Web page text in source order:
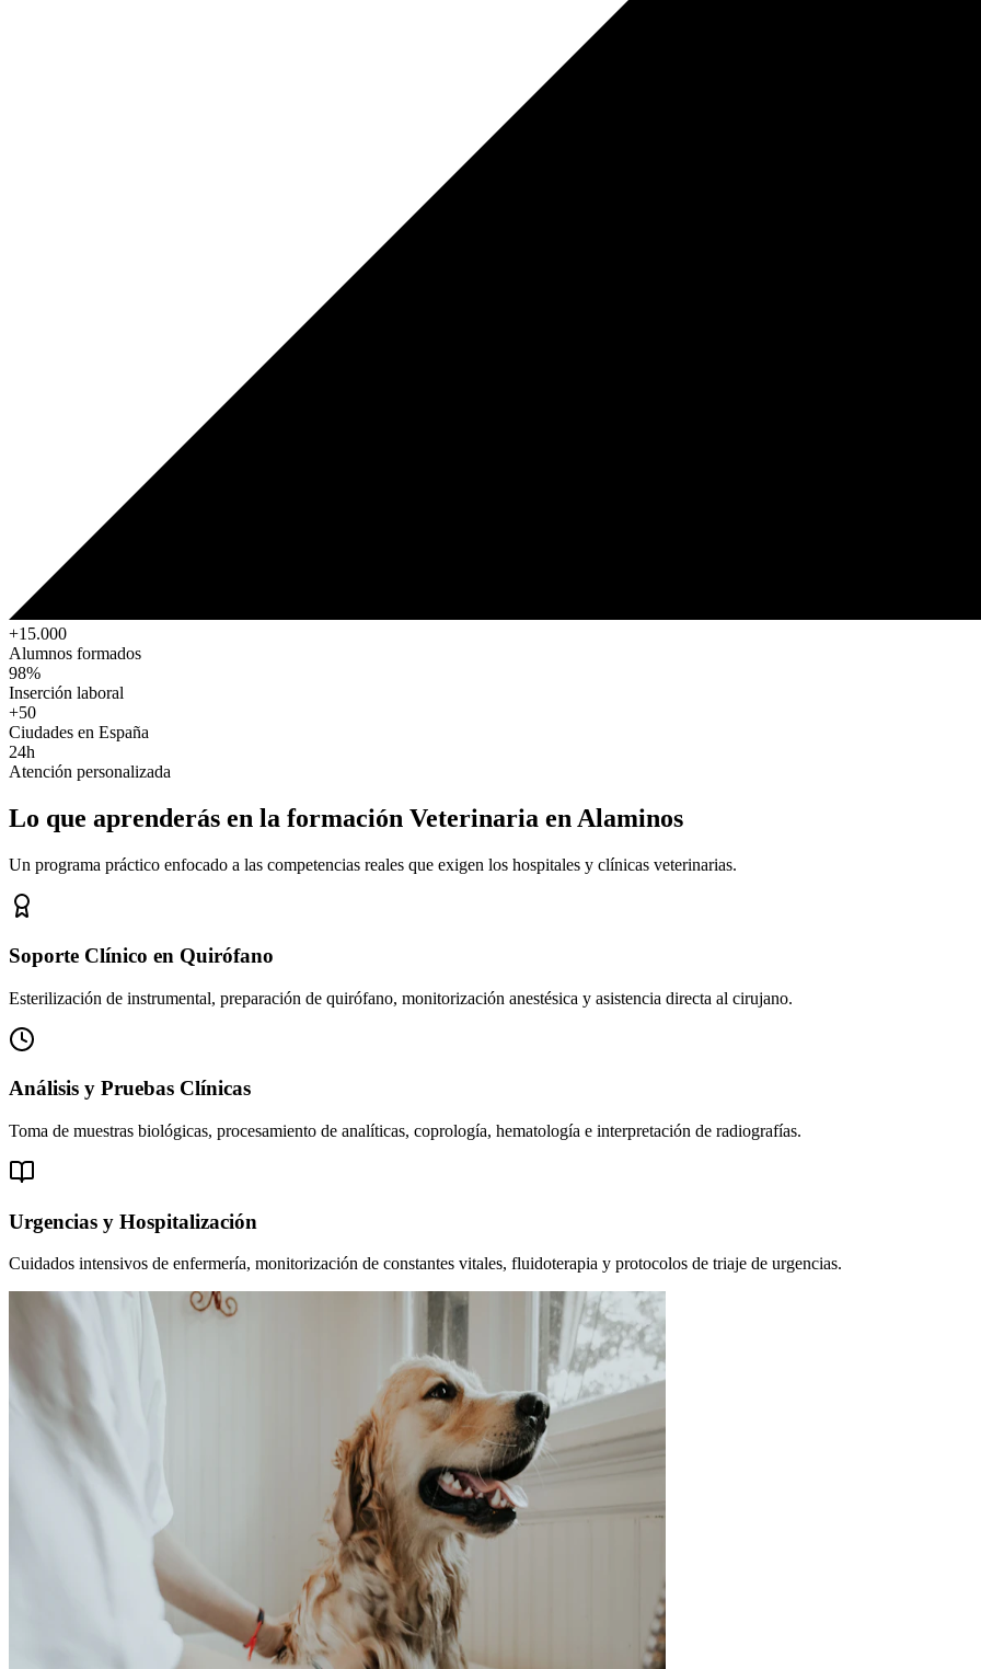
+15.000
Alumnos formados
98%
Inserción laboral
+50
Ciudades en España
24h
Atención personalizada
Lo que aprenderás en la formación Veterinaria en Alaminos
Un programa práctico enfocado a las competencias reales que exigen los hospitales y clínicas veterinarias.
Soporte Clínico en Quirófano
Esterilización de instrumental, preparación de quirófano, monitorización anestésica y asistencia directa al cirujano.
Análisis y Pruebas Clínicas
Toma de muestras biológicas, procesamiento de analíticas, coprología, hematología e interpretación de radiografías.
Urgencias y Hospitalización
Cuidados intensivos de enfermería, monitorización de constantes vitales, fluidoterapia y protocolos de triaje de urgencias.